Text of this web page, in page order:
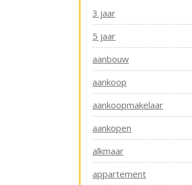
3 jaar
5 jaar
aanbouw
aankoop
aankoopmakelaar
aankopen
alkmaar
appartement